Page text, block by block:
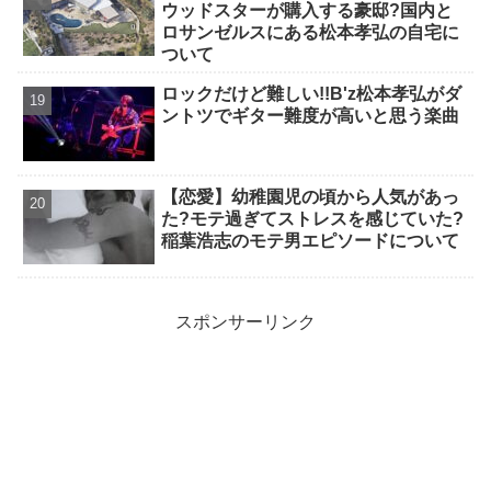
ウッドスターが購入する豪邸?国内と
ロサンゼルスにある松本孝弘の自宅に
ついて
ロックだけど難しい!!B'z松本孝弘がダ
ントツでギター難度が高いと思う楽曲
【恋愛】幼稚園児の頃から人気があっ
た?モテ過ぎてストレスを感じていた?
稲葉浩志のモテ男エピソードについて
スポンサーリンク